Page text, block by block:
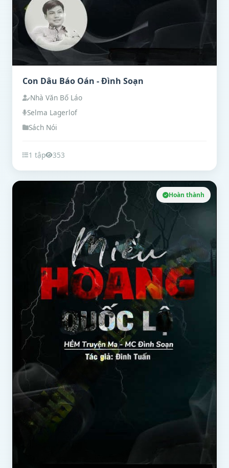
Con Dâu Báo Oán - Đình Soạn
Nhà Văn Bố Láo
Selma Lagerlof
Sách Nói
1 tập 353
Hoàn thành